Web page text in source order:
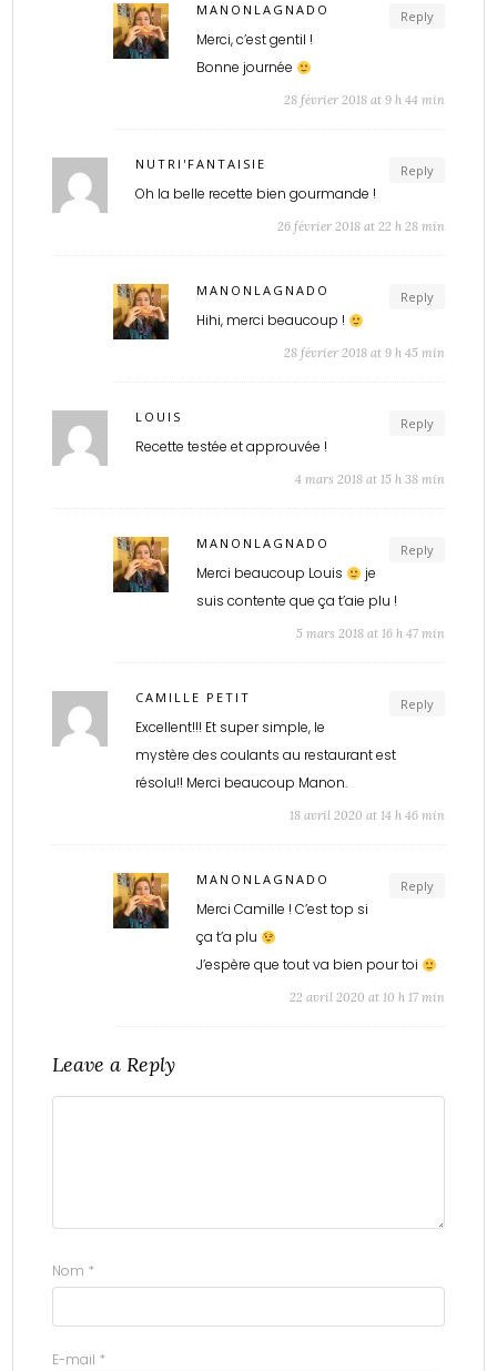
Reply
MANONLAGNADO
Merci, c’est gentil !
Bonne journée
28 février 2018 at 9 h 44 min
Reply
NUTRI'FANTAISIE
Oh la belle recette bien gourmande !
26 février 2018 at 22 h 28 min
Reply
MANONLAGNADO
Hihi, merci beaucoup !
28 février 2018 at 9 h 45 min
Reply
LOUIS
Recette testée et approuvée !
4 mars 2018 at 15 h 38 min
Reply
MANONLAGNADO
Merci beaucoup Louis
je
suis contente que ça t’aie plu !
5 mars 2018 at 16 h 47 min
Reply
CAMILLE PETIT
Excellent!!! Et super simple, le
mystère des coulants au restaurant est
résolu!! Merci beaucoup Manon.
18 avril 2020 at 14 h 46 min
Reply
MANONLAGNADO
Merci Camille ! C’est top si
ça t’a plu
J’espère que tout va bien pour toi
22 avril 2020 at 10 h 17 min
Leave a Reply
Nom *
E-mail *